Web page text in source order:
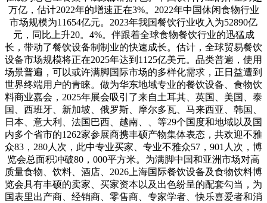
万亿，估计2022年的增速正在3%。2022年中国休闲食物行业
市场规模为11654亿元。2023年我国餐饮行业收入为52890亿
元，同比上升20。4%。伴跟着全球食物餐饮行业的迅猛成
长，带动了餐饮设备制制业的快速成长。估计，全球贸易餐饮
设备市场规模将正在2025年达到1125亿美元。品类普遍，使用
场景普遍，可以或许满脚国际市场的多样化需求，正日益遭到
世界终端用户的青睐。做为华东地域专业的餐饮设备、食物饮
料商业嘉会，2025年展会吸引了来自土耳其、英国、美国、泰
国、西班牙、新加坡、俄罗斯、摩尔多瓦、马来西亚、韩国、
日本、意大利、法国巴西、越南、、等29个国度和地域以及国
内多个省市的1262家参展商携丰硕产物集体表态，共欢迎不雅
众83，280人次，此中专业买家、专业不雅众57，901人次，博
览会总面积冲破80，000平方米。为满脚中国和亚洲市场对高
质量食物、饮料、酒店、2026上海国际餐饮设备及食物饮料博
览会具有丰硕的卖家、买家资本以及出色纷呈的配套勾当，为
国表里出产商、经销商、零售商、专家学者、快乐喜爱者和消